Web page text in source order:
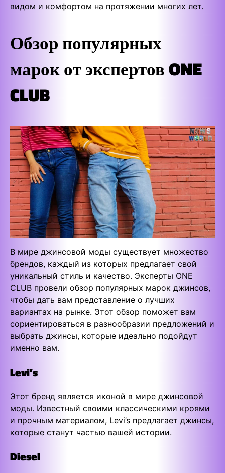
видом и комфортом на протяжении многих лет.
Обзор популярных
марок от экспертов ONE
CLUB
В мире джинсовой моды существует множество
брендов, каждый из которых предлагает свой
уникальный стиль и качество. Эксперты ONE
CLUB провели обзор популярных марок джинсов,
чтобы дать вам представление о лучших
вариантах на рынке. Этот обзор поможет вам
сориентироваться в разнообразии предложений и
выбрать джинсы, которые идеально подойдут
именно вам.
Levi’s
Этот бренд является иконой в мире джинсовой
моды. Известный своими классическими кроями
и прочным материалом, Levi’s предлагает джинсы,
которые станут частью вашей истории.
Diesel